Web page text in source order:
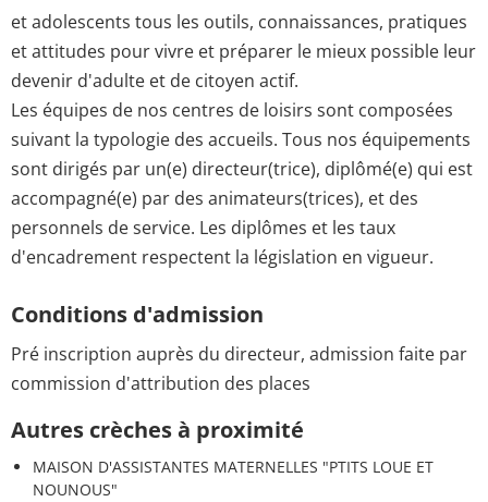
et adolescents tous les outils, connaissances, pratiques
et attitudes pour vivre et préparer le mieux possible leur
devenir d'adulte et de citoyen actif.
Les équipes de nos centres de loisirs sont composées
suivant la typologie des accueils. Tous nos équipements
sont dirigés par un(e) directeur(trice), diplômé(e) qui est
accompagné(e) par des animateurs(trices), et des
personnels de service. Les diplômes et les taux
d'encadrement respectent la législation en vigueur.
Conditions d'admission
Pré inscription auprès du directeur, admission faite par
commission d'attribution des places
Autres crèches à proximité
MAISON D'ASSISTANTES MATERNELLES "PTITS LOUE ET
NOUNOUS"